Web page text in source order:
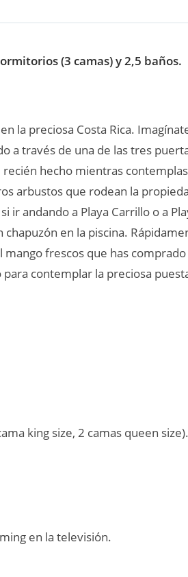
(3 camas) y 2,5 baños.
la preciosa Costa Rica.
a través de una de las tres
hecho mientras
arbustos que rodean la
ir andando a Playa Carrillo o a
en la piscina.
frescos que has
contemplar la preciosa
king size, 2 camas queen size).
en la televisión.